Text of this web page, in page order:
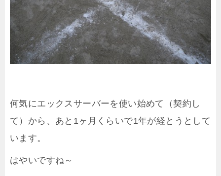
何気にエックスサーバーを使い始めて（契約し
て）から、あと1ヶ月くらいで1年が経とうとして
います。
はやいですね～